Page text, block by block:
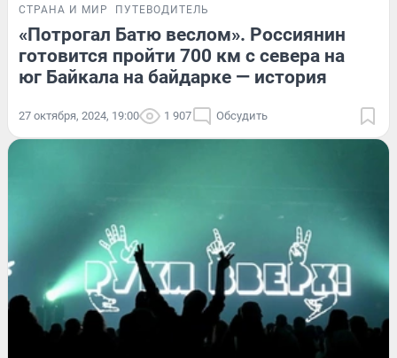
СТРАНА И МИР ПУТЕВОДИТЕЛЬ
«Потрогал Батю веслом». Россиянин
готовится пройти 700 км с севера на
юг Байкала на байдарке — история
27 октября, 2024, 19:00 1 907 Обсудить